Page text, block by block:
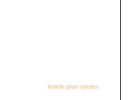
Article plus ancien